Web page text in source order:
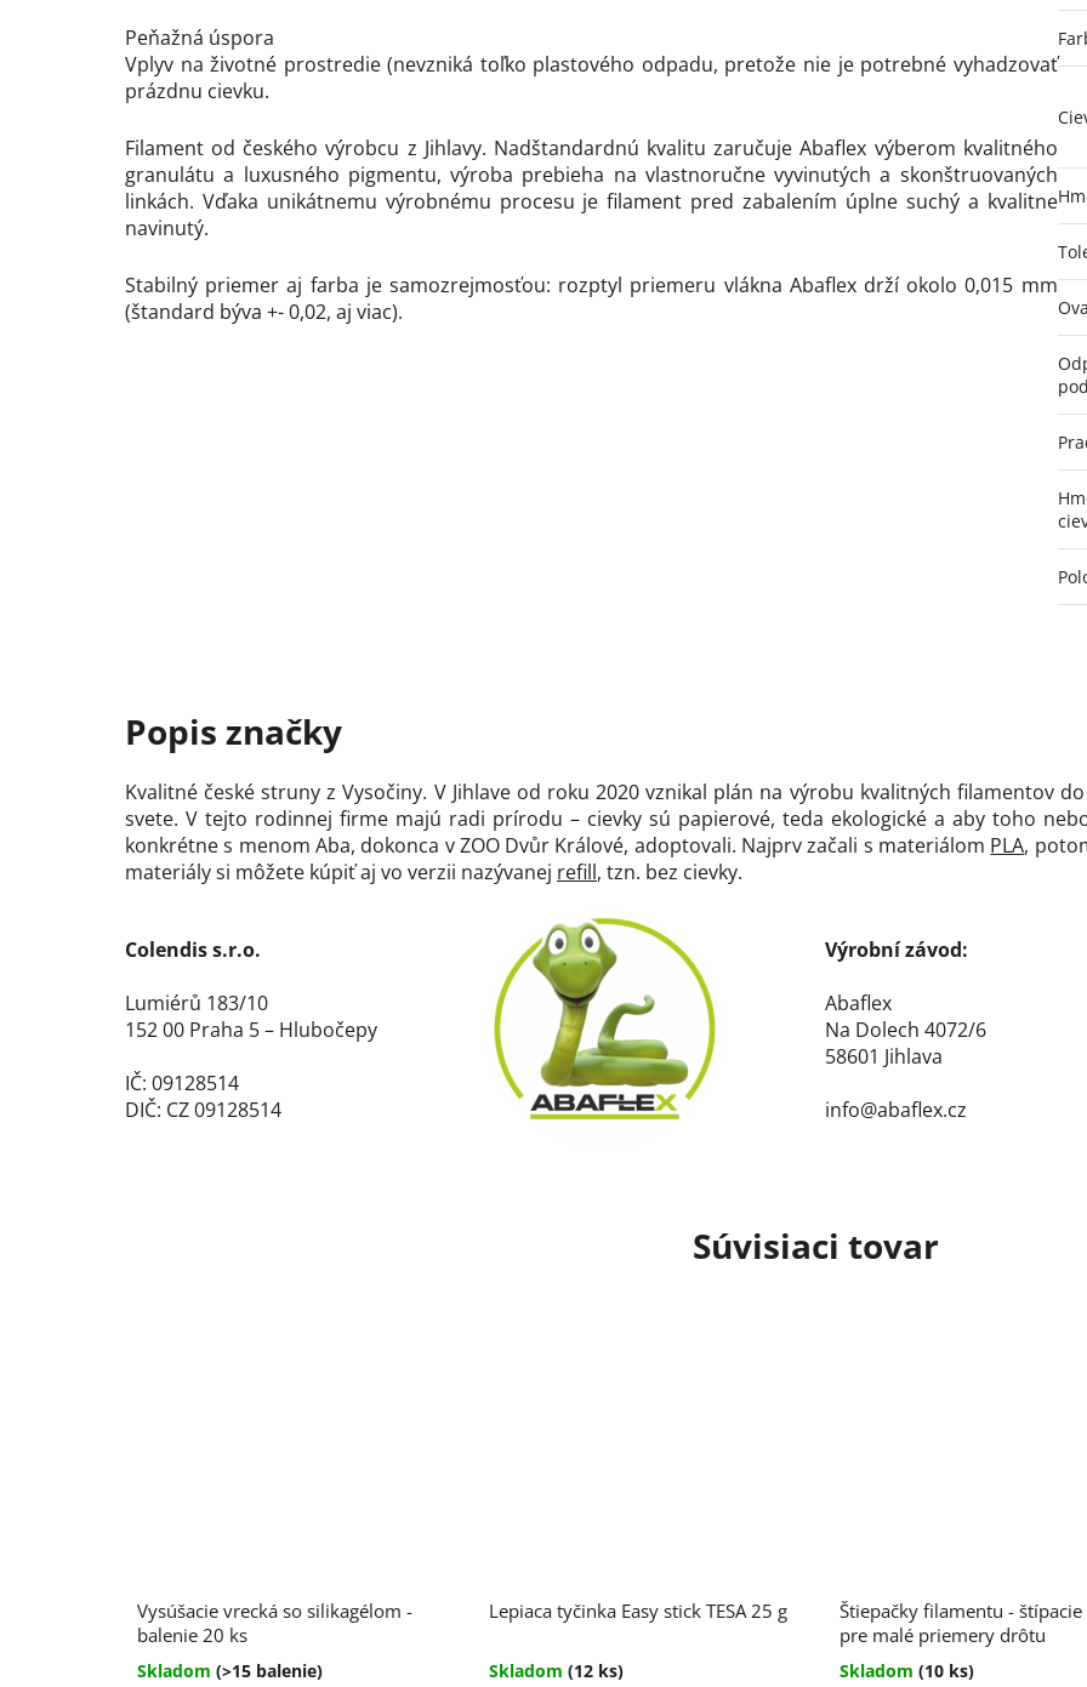
Súvisiaci tovar
Vysúšacie vrecká so silikagélom -
balenie 20 ks
Skladom (>15 balenie)
Lepiaca tyčinka Easy stick TESA 25 g
Skladom (12 ks)
Štiepačky filamentu -
pre malé priemery drôtu
Skladom (10 ks)
Peňažná úspora
Vplyv na životné prostredie (nevzniká toľko plastového odpadu, pretože nie je potrebné vyhadzovať
prázdnu cievku.
Filament od českého výrobcu z Jihlavy. Nadštandardnú kvalitu zaručuje Abaflex výberom kvalitného
granulátu a luxusného pigmentu, výroba prebieha na vlastnoručne vyvinutých a skonštruovaných
linkách. Vďaka unikátnemu výrobnému procesu je filament pred zabalením úplne suchý a kvalitne
navinutý.
Stabilný priemer aj farba je samozrejmosťou: rozptyl priemeru vlákna Abaflex drží okolo 0,015 mm
(štandard býva +- 0,02, aj viac).
Kvalitné české struny z Vysočiny. V Jihlave od roku 2020 vznikal plán na výrobu kvalitných filamentov
svete. V tejto rodinnej firme majú radi prírodu – cievky sú papierové, teda ekologické a aby toho
konkrétne s menom Aba, dokonca v ZOO Dvůr Králové, adoptovali. Najprv začali s materiálom PLA,
materiály si môžete kúpiť aj vo verzii nazývanej refill, tzn. bez cievky.
Colendis s.r.o.
Lumiérů 183/10
152 00 Praha 5 – Hlubočepy
IČ: 09128514
DIČ: CZ 09128514
Výrobní závod:
Abaflex
Na Dolech 4072/6
58601 Jihlava
info@abaflex.cz